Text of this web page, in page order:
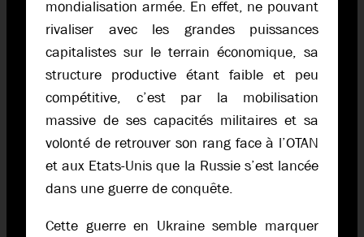
mondialisation armée. En effet, ne pouvant
rivaliser avec les grandes puissances
capitalistes sur le terrain économique, sa
structure productive étant faible et peu
compétitive, c’est par la mobilisation
massive de ses capacités militaires et sa
volonté de retrouver son rang face à l’OTAN
et aux Etats-Unis que la Russie s’est lancée
dans une guerre de conquête.
Cette guerre en Ukraine semble marquer